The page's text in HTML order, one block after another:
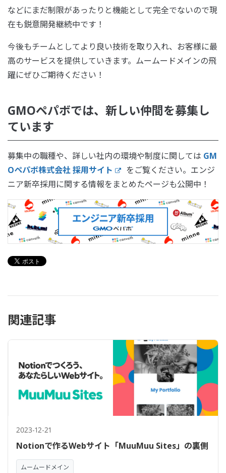
などにまだ制限があったりと機能として完全でないので現
在も鋭意開発継続中です！
今後もチームとしてより良い技術を取り入れ、お客様に最
高のサービスを提供していきます。ムームードメインの飛
躍にぜひご期待ください！
GMOペパボでは、新しい仲間を募集し
ています
募集中の職種や、詳しい社内の環境や制度に関しては GM
Oペパボ株式会社 採用サイト
をご覧ください。エンジ
ニア新卒採用に関する情報をまとめたページも公開中！
関連記事
2023-12-21
Notionで作るWebサイト「MuuMuu Sites」の裏側
ムームードメイン